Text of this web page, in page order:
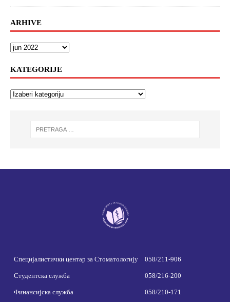
ARHIVE
KATEGORIJE
Специјалистички центар за Стоматологију 058/211-906
Студентска служба 058/216-200
Финансијска служба 058/210-171